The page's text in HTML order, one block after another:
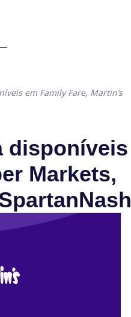
em Family Fare, Martin’s
disponíveis
Markets,